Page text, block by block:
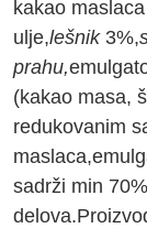
kakao
ulje,lešnik3%,
prahu,
(kakao masa,
redukovanim
sadrži min